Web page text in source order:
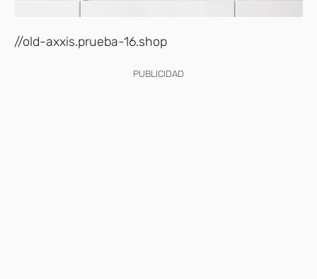
//old-axxis.prueba-16.shop
PUBLICIDAD